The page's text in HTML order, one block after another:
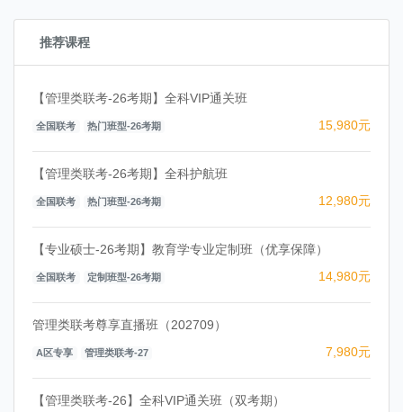
推荐课程
【管理类联考-26考期】全科VIP通关班
全国联考 热门班型-26考期 15,980元
【管理类联考-26考期】全科护航班
全国联考 热门班型-26考期 12,980元
【专业硕士-26考期】教育学专业定制班（优享保障）
全国联考 定制班型-26考期 14,980元
管理类联考尊享直播班（202709）
A区专享 管理类联考-27 7,980元
【管理类联考-26】全科VIP通关班（双考期）